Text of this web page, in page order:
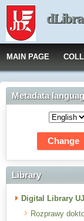
MAIN PAGE
Metadata
Library
Digital Library
Rozprawy